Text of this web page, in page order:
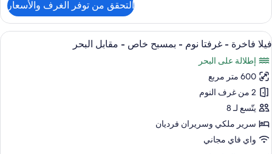
Super
Deluxe,
Seaview
التحقق من توفر الغرف والأسعار
استعراض
جميع
صور
فيلا
فاخرة
-
غرفتا
نوم
8
فيلا فاخرة - غرفتا نوم - بمسبح خاص - مقابل البحر
إطلالة على البحر
600 متر مربع
2 من غرف النوم
يتّسع لـ 8
سرير ملكي‫‬ وسريران فرديان
واي فاي مجاني